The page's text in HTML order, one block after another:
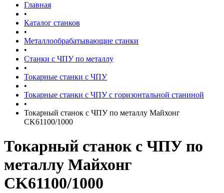
Главная
•
Каталог станков
•
Металлообрабатывающие станки
•
Станки с ЧПУ по металлу
•
Токарные станки с ЧПУ
•
Токарные станки с ЧПУ с горизонтальной станиной
•
Токарный станок с ЧПУ по металлу Майхонг
CK61100/1000
Токарный станок с ЧПУ по
металлу Майхонг
CK61100/1000